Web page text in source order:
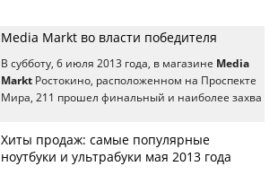
Media Markt во власти победителя
В субботу, 6 июля 2013 года, в магазине Media
Markt Ростокино, расположенном на Проспекте
Мира, 211 прошел финальный и наиболее захва
Хиты продаж: самые популярные
ноутбуки и ультрабуки мая 2013 года